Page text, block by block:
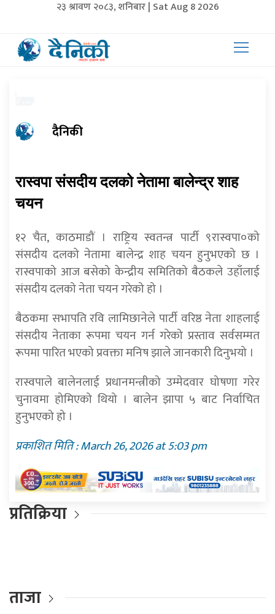
२३ श्रावण २०८३, शनिबार | Sat Aug 8 2026
दैनिकी
रास्वपा संसदीय दलको नेतामा बालेन्द्र शाह
चयन
१२ चैत, काठमाडौं । राष्ट्रिय स्वतन्त्र पार्टी ९रास्वपा०को
संसदीय दलको नेतामा बालेन्द्र शाह चयन हुनुभएको छ ।
रास्वपाको आज बसेको केन्द्रीय समितिको बैठकले उहाँलाई
संसदीय दलको नेता चयन गरेको हो ।
बैठकमा सभापति रवि लामिछानेले पार्टी वरिष्ठ नेता शाहलाई
संसदीय नेताका रूपमा चयन गर्न गरेको प्रस्ताव सर्वसम्मत
रूपमा पारित भएको प्रवक्ता मनिष झाले जानकारी दिनुभयो ।
रास्वपाले बालेनलाई प्रधानमन्त्रीको उम्मेदवार घोषणा गरेर
चुनावमा होमिएको थियो । बालेन झापा ५ बाट निर्वाचित
हुनुभएको हो ।
प्रकाशित मिति : March 26, 2026 at 5:03 pm
प्रतिक्रिया
ताजा